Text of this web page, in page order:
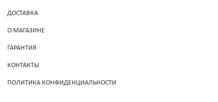
ДОСТАВКА
О МАГАЗИНЕ
ГАРАНТИЯ
КОНТАКТЫ
ПОЛИТИКА КОНФИДЕНЦИАЛЬНОСТИ